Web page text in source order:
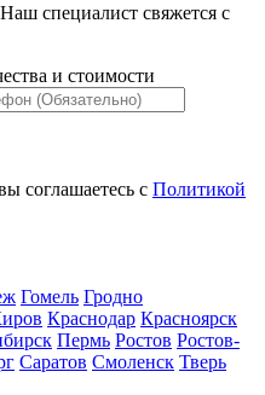
специалист свяжется с
и стоимости
соглашаетесь с Политикой
Гомель Гродно
Краснодар Красноярск
Пермь Ростов Ростов-
Саратов Смоленск Тверь